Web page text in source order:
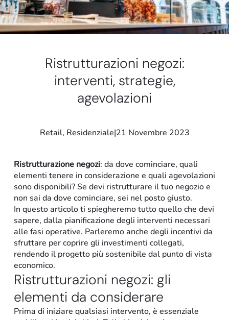
Stand e showroom
Retail
Ristrutturazioni negozi:
interventi, strategie,
agevolazioni
Retail, Residenziale|21 Novembre 2023
Ristrutturazione negozi: da dove cominciare, quali
elementi tenere in considerazione e quali agevolazioni
sono disponibili? Se devi ristrutturare il tuo negozio e
non sai da dove cominciare, sei nel posto giusto.
In questo articolo ti spiegheremo tutto quello che devi
sapere, dalla pianificazione degli interventi necessari
alle fasi operative. Parleremo anche degli incentivi da
sfruttare per coprire gli investimenti collegati,
rendendo il progetto più sostenibile dal punto di vista
economico.
Ristrutturazioni negozi: gli
elementi da considerare
Prima di iniziare qualsiasi intervento, è essenziale